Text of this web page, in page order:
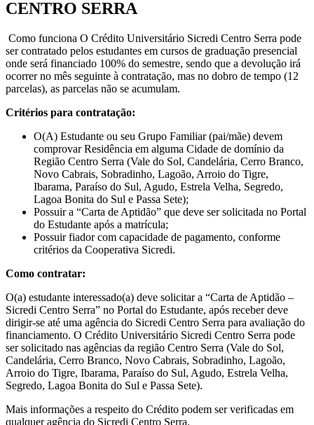
CENTRO SERRA
Como funciona O Crédito Universitário Sicredi Centro Serra pode
ser contratado pelos estudantes em cursos de graduação presencial
onde será financiado 100% do semestre, sendo que a devolução irá
ocorrer no mês seguinte à contratação, mas no dobro de tempo (12
parcelas), as parcelas não se acumulam.
Critérios para contratação:
O(A) Estudante ou seu Grupo Familiar (pai/mãe) devem
comprovar Residência em alguma Cidade de domínio da
Região Centro Serra (Vale do Sol, Candelária, Cerro Branco,
Novo Cabrais, Sobradinho, Lagoão, Arroio do Tigre,
Ibarama, Paraíso do Sul, Agudo, Estrela Velha, Segredo,
Lagoa Bonita do Sul e Passa Sete);
Possuir a “Carta de Aptidão” que deve ser solicitada no Portal
do Estudante após a matrícula;
Possuir fiador com capacidade de pagamento, conforme
critérios da Cooperativa Sicredi.
Como contratar:
O(a) estudante interessado(a) deve solicitar a “Carta de Aptidão –
Sicredi Centro Serra” no Portal do Estudante, após receber deve
dirigir-se até uma agência do Sicredi Centro Serra para avaliação do
financiamento. O Crédito Universitário Sicredi Centro Serra pode
ser solicitado nas agências da região Centro Serra (Vale do Sol,
Candelária, Cerro Branco, Novo Cabrais, Sobradinho, Lagoão,
Arroio do Tigre, Ibarama, Paraíso do Sul, Agudo, Estrela Velha,
Segredo, Lagoa Bonita do Sul e Passa Sete).
Mais informações a respeito do Crédito podem ser verificadas em
qualquer agência do Sicredi Centro Serra.